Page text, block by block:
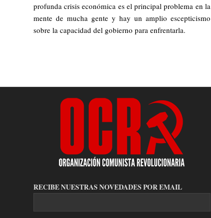
profunda crisis económica es el principal problema en la
mente de mucha gente y hay un amplio escepticismo
sobre la capacidad del gobierno para enfrentarla.
RECIBE NUESTRAS NOVEDADES POR EMAIL